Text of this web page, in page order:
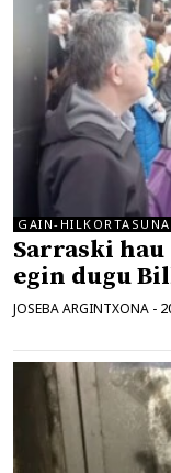
GAIN-HILKORTASUNA
Sarraski
egin dugu
JOSEBA ARGINTXONA -